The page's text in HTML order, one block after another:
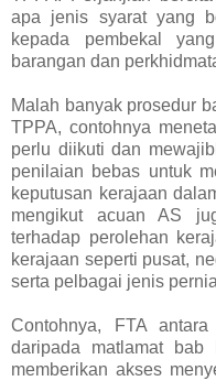
apa jenis syarat yang
kepada pembekal
barangan dan
Malah banyak prosedur
TPPA, contohnya
perlu diikuti dan
penilaian bebas untuk
keputusan kerajaan
mengikut acuan AS
terhadap perolehan
kerajaan seperti pusat,
serta pelbagai jenis
Contohnya, FTA
daripada matlamat bab
memberikan akses